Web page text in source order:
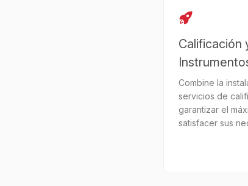
Calificación
Combine la
servicios de
garantizar el
satisfacer sus